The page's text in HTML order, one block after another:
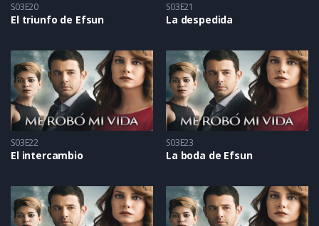
S03E20
El triunfo de Efsun
S03E21
La despedida
S03E22
El intercambio
S03E23
La boda de Efsun